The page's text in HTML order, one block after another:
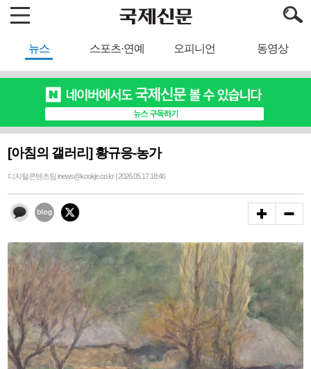
뉴스 스포츠·연예 오피니언 동영상
[아침의 갤러리] 황규응-농가
디지털콘텐츠팀 inews@kookje.co.kr | 2026.05.17 18:46